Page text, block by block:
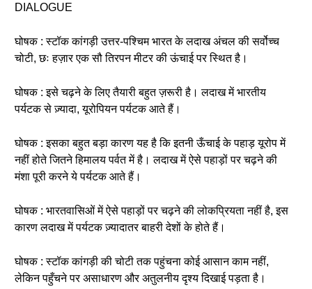
DIALOGUE
घोषक : स्टॉक कांगड़ी उत्तर-पश्चिम भारत के लदाख अंचल की सर्वोच्च
चोटी, छः हज़ार एक सौ तिरपन मीटर की ऊंचाई पर स्थित है।
घोषक : इसे चढ़ने के लिए तैयारी बहुत ज़रूरी है। लदाख में भारतीय
पर्यटक से ज़्यादा, यूरोपियन पर्यटक आते हैं।
घोषक : इसका बहुत बड़ा कारण यह है कि इतनी ऊँचाई के पहाड़ यूरोप में
नहीं होते जितने हिमालय पर्वत में है। लदाख में ऐसे पहाड़ों पर चढ़ने की
मंशा पूरी करने ये पर्यटक आते हैं।
घोषक : भारतवासिओं में ऐसे पहाड़ों पर चढ़ने की लोकप्रियता नहीं है, इस
कारण लदाख में पर्यटक ज़्यादातर बाहरी देशों के होते हैं।
घोषक : स्टॉक कांगड़ी की चोटी तक पहुंचना कोई आसान काम नहीं,
लेकिन पहुँचने पर असाधारण और अतुलनीय दृश्य दिखाई पड़ता है।